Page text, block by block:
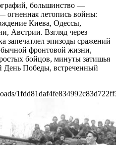
большинство —
огненная летопись войны:
Киева, Одессы,
Австрии. Взгляд через
запечатлел эпизоды сражений
фронтовой жизни,
бойцов, минуты затишья
Победы, встреченный